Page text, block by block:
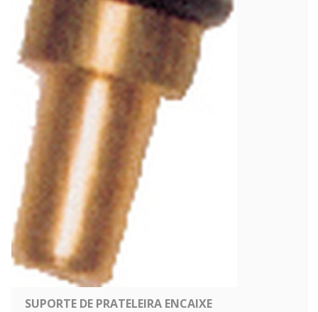
SUPORTE DE PRATELEIRA ENCAIXE